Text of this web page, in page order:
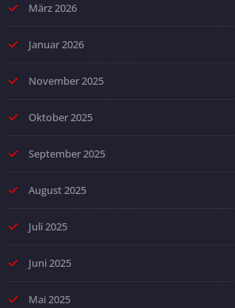
März 2026
Januar 2026
November 2025
Oktober 2025
September 2025
August 2025
Juli 2025
Juni 2025
Mai 2025